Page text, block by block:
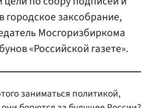
городское заксобрание,
Мосгоризбиркома
«Российской газете».
заниматься политикой,